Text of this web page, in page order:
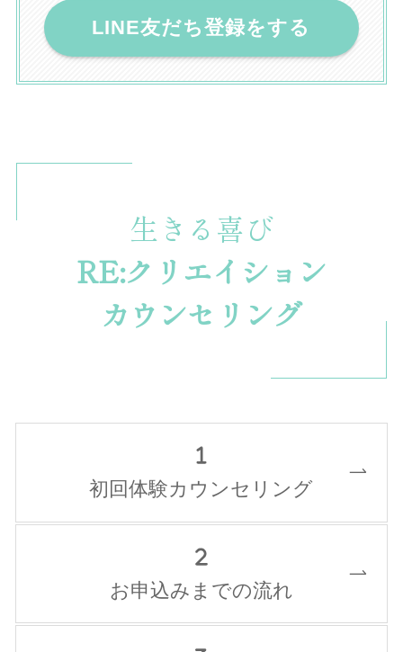
LINE友だち登録をする
生きる喜び
RE:クリエイション
カウンセリング
初回体験カウンセリング
お申込みまでの流れ